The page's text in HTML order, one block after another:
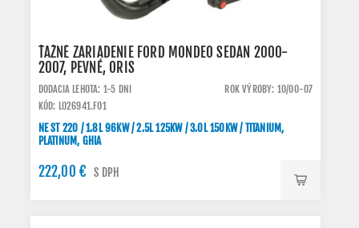
ŤAŽNÉ ZARIADENIE FORD MONDEO SEDAN 2000-
2007, PEVNÉ, ORIS
DODACIA LEHOTA: 1-5 DNI
ROK VÝROBY: 10/00-07
KÓD: L026941.FO1
NE ST 220 / 1.8L 96KW / 2.5L 125KW / 3.0L 150KW / TITANIUM,
PLATINUM, GHIA
222,00 € S DPH